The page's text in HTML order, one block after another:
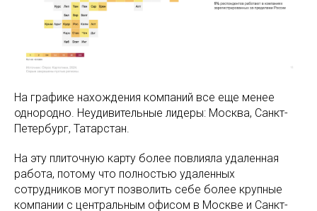
На графике нахождения компаний все еще менее
однородно. Неудивительные лидеры: Москва, Санкт-
Петербург, Татарстан.
На эту плиточную карту более повлияла удаленная
работа, потому что полностью удаленных
сотрудников могут позволить себе более крупные
компании с центральным офисом в Москве и Санкт-